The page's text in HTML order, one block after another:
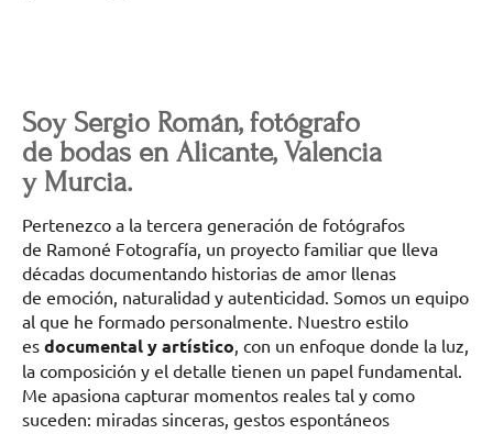
Soy Sergio Román, fotógrafo
de bodas en Alicante, Valencia
y Murcia.
Pertenezco a la tercera generación de fotógrafos
de Ramoné Fotografía, un proyecto familiar que lleva
décadas documentando historias de amor llenas
de emoción, naturalidad y autenticidad. Somos un equipo
al que he formado personalmente. Nuestro estilo
es documental y artístico , con un enfoque donde la luz,
la composición y el detalle tienen un papel fundamental.
Me apasiona capturar momentos reales tal y como
suceden: miradas sinceras, gestos espontáneos